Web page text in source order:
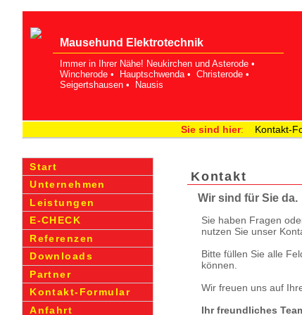
Mausehund Elekt­rotechnik
Immer in Ihrer Nähe! Neukirchen und Asterode •
Wincherode • Hauptschwenda • Christerode •
Seige­rtshausen • Nausis
Sie sind hier: Kontakt-
Kontakt
Wir sind für Sie da.
Sie haben Fragen
nutzen Sie unser
Bitte füllen Sie alle
können.
Wir freuen uns auf
Ihr freundliches
Start
Unternehmen
Leistungen
E-CHECK
Referenzen
Downloads
Partner
Kontakt-Formular
Anfahrt